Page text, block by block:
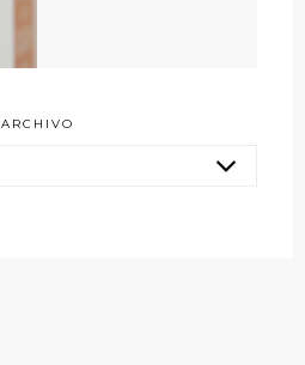
ARCHIVO